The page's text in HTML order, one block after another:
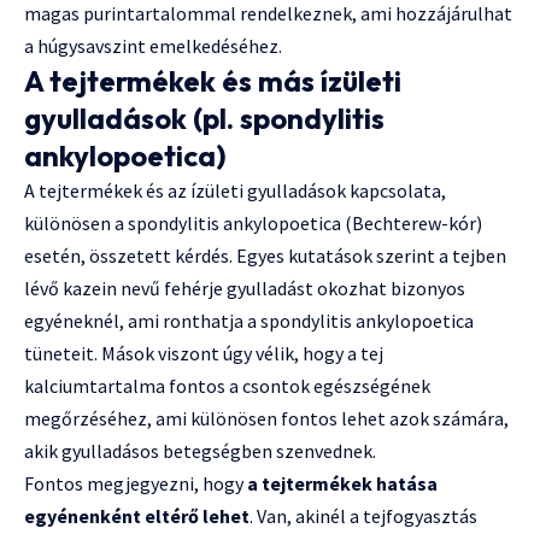
magas purintartalommal rendelkeznek, ami hozzájárulhat
a húgysavszint emelkedéséhez.
A tejtermékek és más ízületi
gyulladások (pl. spondylitis
ankylopoetica)
A tejtermékek és az ízületi gyulladások kapcsolata,
különösen a spondylitis ankylopoetica (Bechterew-kór)
esetén, összetett kérdés. Egyes kutatások szerint a tejben
lévő kazein nevű fehérje gyulladást okozhat bizonyos
egyéneknél, ami ronthatja a spondylitis ankylopoetica
tüneteit. Mások viszont úgy vélik, hogy a tej
kalciumtartalma fontos a csontok egészségének
megőrzéséhez, ami különösen fontos lehet azok számára,
akik gyulladásos betegségben szenvednek.
Fontos megjegyezni, hogya tejtermékek hatása
egyénenként eltérő lehet. Van, akinél a tejfogyasztás